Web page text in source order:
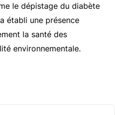
le dépistage du diabète
établi une présence
la santé des
environnementale.